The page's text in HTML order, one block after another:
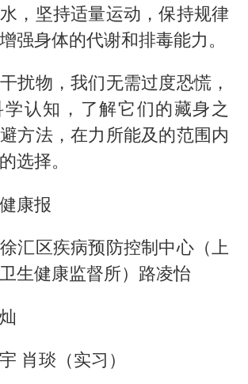
，坚持适量运动，保持规律
强身体的代谢和排毒能力。
扰物，我们无需过度恐慌，
认知，了解它们的藏身之
方法，在力所能及的范围内
选择。
康报
汇区疾病预防控制中心（上
生健康监督所）路凌怡
肖琰（实习）